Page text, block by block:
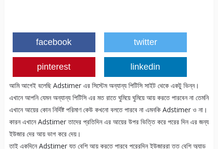
facebook twitter
pinterest linkedin
আমি আগেই বলেছি Adstimer এর সিস্টেম অন্যান্য পিটিসি সাইট থেকে একটু ভিন্ন।
এখানে আপনি যেমন অন্যান্য পিটিসি এর মত রাতে ঘুমিয়ে ঘুমিয়ে আয় করতে পারবেন না তেমনি
এখানে আয়ের কোন নির্দিষ্ট পরিমাণ কেউ কখনো বলতে পারবে না এমনকি Adstimer ও না।
কারন এখানে Adstimer তাদের প্রতিদিন এর আয়ের উপর ভিত্তি করে পরের দিন এর জন্য
ইউজার দের আয় ভাগ করে দেয়।
তাই একদিনে Adstimer যত বেশি আয় করতে পারবে পরেরদিন ইউজাররা তত বেশি অ্যাড